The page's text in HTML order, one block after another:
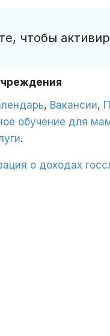
чтобы
, Вакансии,
обучение для
.
о доходах